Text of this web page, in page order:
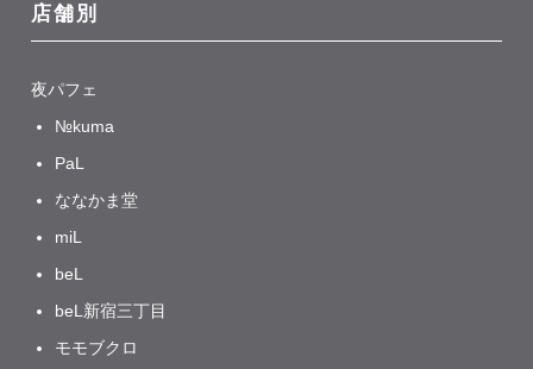
店舗別
夜パフェ
№kuma
PaL
ななかま堂
miL
beL
beL新宿三丁目
モモブクロ